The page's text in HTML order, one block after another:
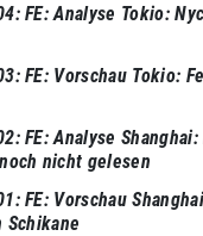
FE: Analyse Tokio:
FE: Vorschau Tokio:
FE: Analyse Shanghai:
nicht gelesen
FE: Vorschau